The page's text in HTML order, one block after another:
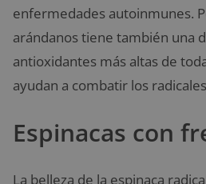
enfermedades autoinmunes.
arándanos tiene también una
antioxidantes más altas de
ayudan a combatir los
Espinacas con
La belleza de la espinaca